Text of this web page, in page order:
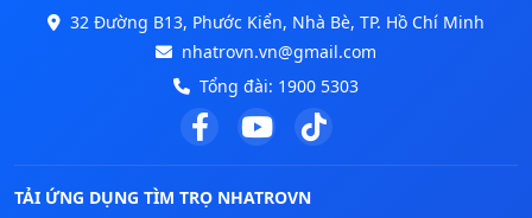
32 Đường B13, Phước Kiển, Nhà Bè, TP. Hồ Chí Minh
nhatrovn.vn@gmail.com
Tổng đài: 1900 5303
TẢI ỨNG DỤNG TÌM TRỌ NHATROVN